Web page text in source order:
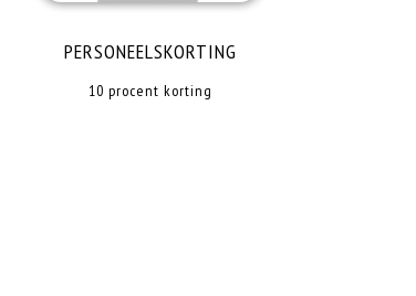
PERSONEELSKORTING
10 procent korting